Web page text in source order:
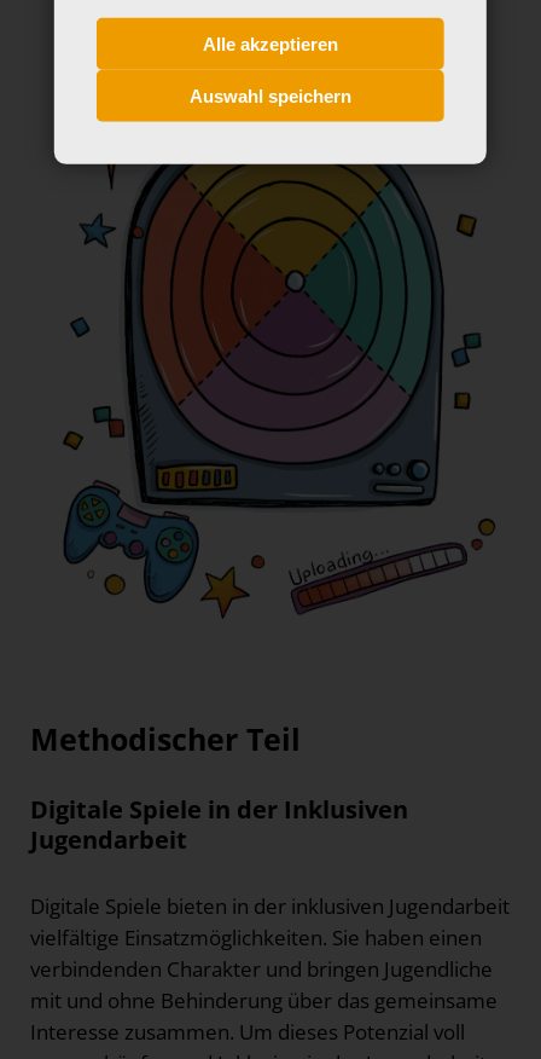
Methodischer Teil
Digitale Spiele in der Inklusiven
Jugendarbeit
Digitale Spiele bieten in der inklusiven Jugendarbeit
vielfältige Einsatzmöglichkeiten. Sie haben einen
verbindenden Charakter und bringen Jugendliche
mit und ohne Behinderung über das gemeinsame
Interesse zusammen. Um dieses Potenzial voll
Alle akzeptieren
Auswahl speichern